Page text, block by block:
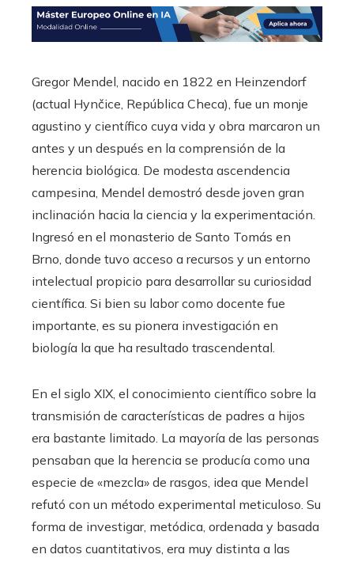
Gregor Mendel, nacido en 1822 en Heinzendorf
(actual Hynčice, República Checa), fue un monje
agustino y científico cuya vida y obra marcaron un
antes y un después en la comprensión de la
herencia biológica. De modesta ascendencia
campesina, Mendel demostró desde joven gran
inclinación hacia la ciencia y la experimentación.
Ingresó en el monasterio de Santo Tomás en
Brno, donde tuvo acceso a recursos y un entorno
intelectual propicio para desarrollar su curiosidad
científica. Si bien su labor como docente fue
importante, es su pionera investigación en
biología la que ha resultado trascendental.
En el siglo XIX, el conocimiento científico sobre la
transmisión de características de padres a hijos
era bastante limitado. La mayoría de las personas
pensaban que la herencia se producía como una
especie de «mezcla» de rasgos, idea que Mendel
refutó con un método experimental meticuloso. Su
forma de investigar, metódica, ordenada y basada
en datos cuantitativos, era muy distinta a las